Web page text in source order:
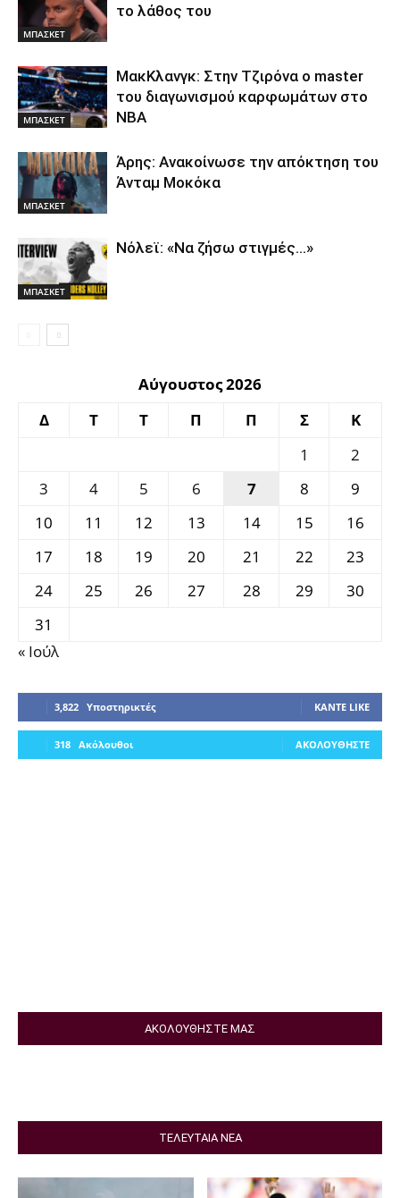
ΜΠΑΣΚΕΤ
το λάθος του
ΜΠΑΣΚΕΤ
ΜακΚλανγκ: Στην Τζιρόνα ο master
του διαγωνισμού καρφωμάτων στο
ΝΒΑ
ΜΠΑΣΚΕΤ
Άρης: Ανακοίνωσε την απόκτηση του
Άνταμ Μοκόκα
ΜΠΑΣΚΕΤ
Nόλεϊ: «Να ζήσω στιγμές…»
Αύγουστος 2026
Δ
Τ Τ Π Π Σ
Κ
1
2
3
4 5 6 7 8
9
10
11 12 13 14 15
16
17
18 19 20 21 22
23
24
25 26 27 28 29
30
31
« Ιούλ
3,822 Υποστηρικτές ΚΆΝΤΕ LIKE
318 Ακόλουθοι ΑΚΟΛΟΥΘΉΣΤΕ
ΑΚΟΛΟΥΘΗΣΤΕ ΜΑΣ
ΤΕΛΕΥΤΑΙΑ ΝΕΑ